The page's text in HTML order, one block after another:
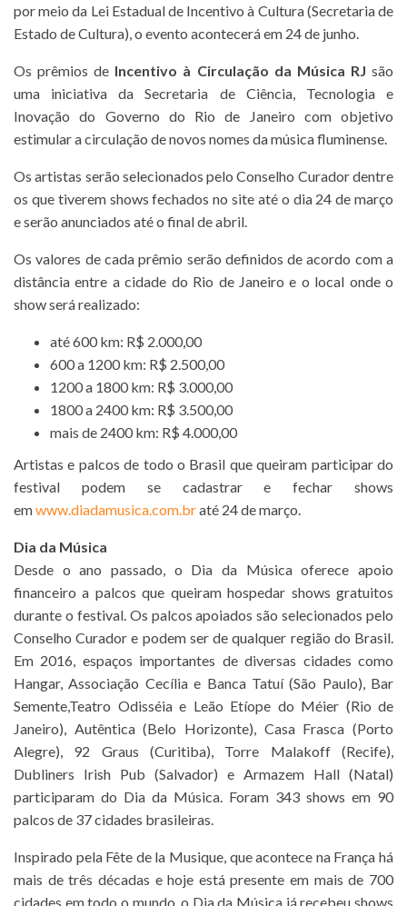
por meio da Lei Estadual de Incentivo à Cultura (Secretaria de
Estado de Cultura), o evento acontecerá em 24 de junho.
Os prêmios de Incentivo à Circulação da Música RJ são
uma iniciativa da Secretaria de Ciência, Tecnologia e
Inovação do Governo do Rio de Janeiro com objetivo
estimular a circulação de novos nomes da música fluminense.
Os artistas serão selecionados pelo Conselho Curador dentre
os que tiverem shows fechados no site até o dia 24 de março
e serão anunciados até o final de abril.
Os valores de cada prêmio serão definidos de acordo com a
distância entre a cidade do Rio de Janeiro e o local onde o
show será realizado:
até 600 km: R$ 2.000,00
600 a 1200 km: R$ 2.500,00
1200 a 1800 km: R$ 3.000,00
1800 a 2400 km: R$ 3.500,00
mais de 2400 km: R$ 4.000,00
Artistas e palcos de todo o Brasil que queiram participar do
festival podem se cadastrar e fechar shows
emwww.diadamusica.com.braté 24 de março.
Dia da Música
Desde o ano passado, o Dia da Música oferece apoio
financeiro a palcos que queiram hospedar shows gratuitos
durante o festival. Os palcos apoiados são selecionados pelo
Conselho Curador e podem ser de qualquer região do Brasil.
Em 2016, espaços importantes de diversas cidades como
Hangar, Associação Cecília e Banca Tatuí (São Paulo), Bar
Semente,Teatro Odisséia e Leão Etíope do Méier (Rio de
Janeiro), Autêntica (Belo Horizonte), Casa Frasca (Porto
Alegre), 92 Graus (Curitiba), Torre Malakoff (Recife),
Dubliners Irish Pub (Salvador) e Armazem Hall (Natal)
participaram do Dia da Música. Foram 343 shows em 90
palcos de 37 cidades brasileiras.
Inspirado pela Fête de la Musique, que acontece na França há
mais de três décadas e hoje está presente em mais de 700
cidades em todo o mundo, o Dia da Música já recebeu shows